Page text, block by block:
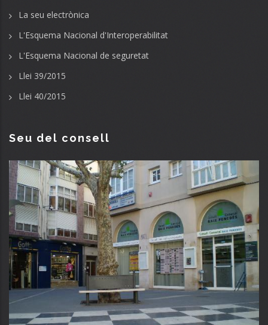
La seu electrònica
L'Esquema Nacional d'Interoperabilitat
L'Esquema Nacional de seguretat
Llei 39/2015
Llei 40/2015
Seu del consell